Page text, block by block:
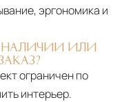
эргономика и
НАЛИЧИИ ИЛИ
ограничен по
интерьер.